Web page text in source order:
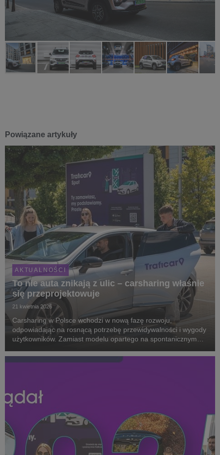
Powiązane artykuły
AKTUALNOŚCI
To nie auta znikają z ulic – carsharing właśnie
się przeprojektowuje
21 kwietnia 2026
Carsharing w Polsce wchodzi w nową fazę rozwoju,
odpowiadając na rosnącą potrzebę przewidywalności i wygody
użytkowników. Zamiast modelu opartego na spontanicznym
stałe punkty wynajmu, które zapewniają dostępność sam...